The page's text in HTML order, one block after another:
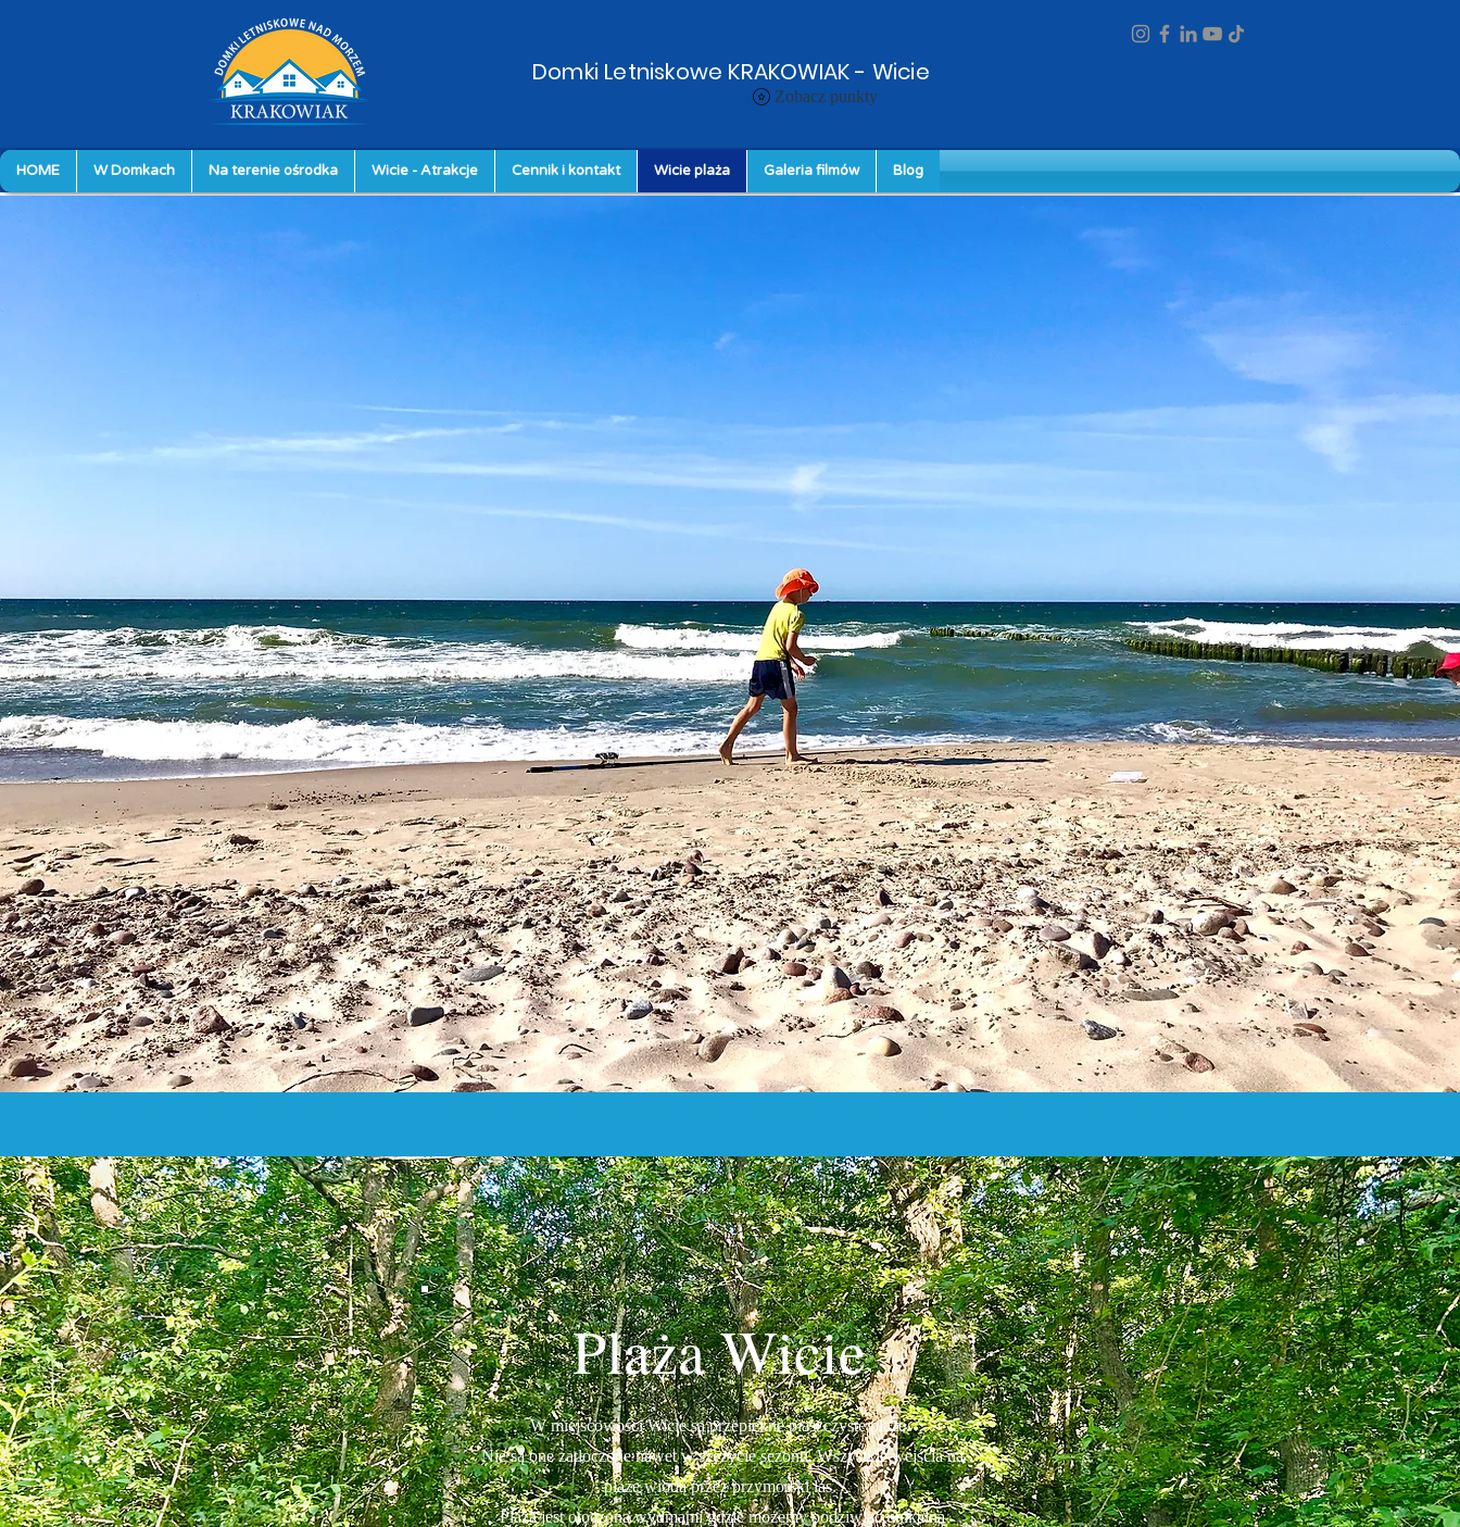
Domki Letniskowe KRAKOWIAK - Wicie
HOME W Domkach Na terenie ośrodka Wicie - Atrakcje Cennik i kontakt Wicie plaża Galeria filmów Blog
Zobacz punkty
Plaża Wicie
W miejscowości Wicie są przepiękne piaszczyste plaże.
Nie są one zatłoczone nawet w szczycie sezonu. Wszystkie wejścia na
plażę wiodą przez przymorski las.
Plaża jest otoczona wydmami gdzie możemy podziwiać unikalną